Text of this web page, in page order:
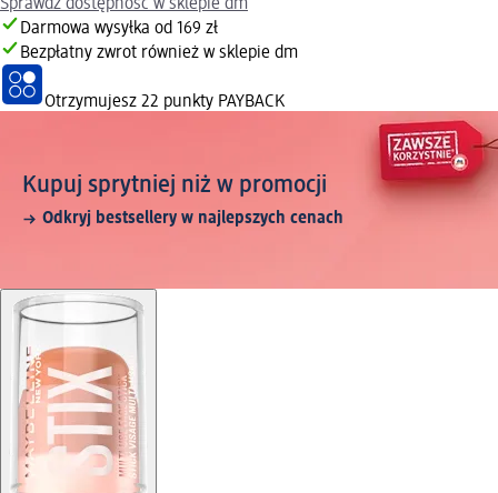
Sprawdź dostępność w sklepie dm
Darmowa wysyłka od 169 zł
Bezpłatny zwrot również w sklepie dm
Otrzymujesz 22 punkty PAYBACK
Kupuj sprytniej niż w promocji
Odkryj bestsellery w najlepszych cenach